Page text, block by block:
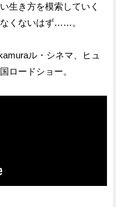
生き方を模索していく
くないはず……。
ル・シネマ、ヒュ
ロードショー。